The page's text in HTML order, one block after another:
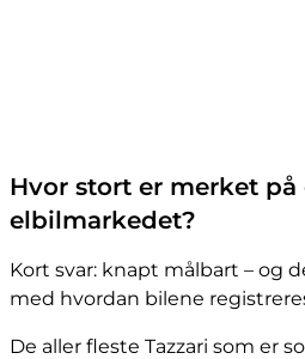
Hvor stort er merket på
elbilmarkedet?
Kort svar: knapt målbart – og
med hvordan bilene
De aller fleste Tazzari som er